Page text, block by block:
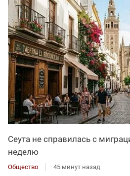
Сеута не справилась с
неделю
Общество 45 минут назад